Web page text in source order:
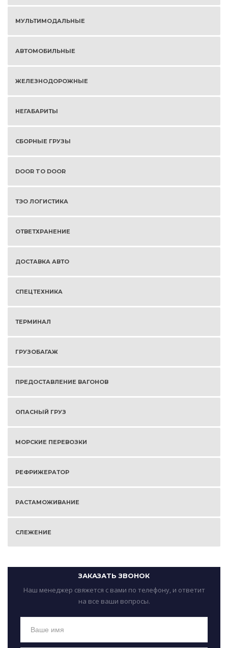
МУЛЬТИМОДАЛЬНЫЕ
АВТОМОБИЛЬНЫЕ
ЖЕЛЕЗНОДОРОЖНЫЕ
НЕГАБАРИТЫ
СБОРНЫЕ ГРУЗЫ
DOOR TO DOOR
ТЭО ЛОГИСТИКА
ОТВЕТХРАНЕНИЕ
ДОСТАВКА АВТО
СПЕЦТЕХНИКА
ТЕРМИНАЛ
ГРУЗОБАГАЖ
ПРЕДОСТАВЛЕНИЕ ВАГОНОВ
ОПАСНЫЙ ГРУЗ
МОРСКИЕ ПЕРЕВОЗКИ
РЕФРИЖЕРАТОР
РАСТАМОЖИВАНИЕ
СЛЕЖЕНИЕ
ЗАКАЗАТЬ ЗВОНОК
Наш менеджер свяжется с вами по телефону, и ответит
на все ваши вопросы.